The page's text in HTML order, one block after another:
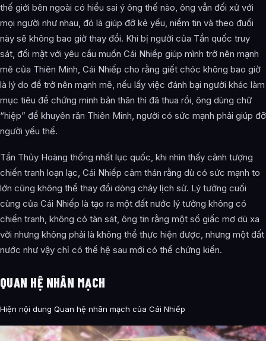
thế giới bên ngoài có hiểu sai ý ông thế nào, ông vẫn đối xử với
mọi người như nhau, đó là giúp đỡ kẻ yếu, niềm tin và theo đuổi
này sẽ không bao giờ thay đổi. Khi bị người của Tần quốc truy
sát, đối mặt với yêu cầu muốn Cái Nhiếp giúp mình trở nên mạnh
mẽ của Thiên Minh, Cái Nhiếp cho rằng giết chóc không bao giờ
là lý do để trở nên mạnh mẽ, nếu lấy việc đánh bại người khác làm
mục tiêu để chứng minh bản thân thì đã thua rồi, ông dùng chữ
“hiệp” để khuyên răn Thiên Minh, người có sức mạnh phải giúp đỡ
người yếu thế.
Tần Thủy Hoàng thống nhất lục quốc, khi nhìn thấy cảnh tượng
chiến tranh loạn lạc, Cái Nhiếp cảm thán rằng dù có sức mạnh to
lớn cũng không thể thay đổi dòng chảy lịch sử. Lý tưởng cuối
cùng của Cái Nhiếp là tạo ra một đất nước lý tưởng không có
chiến tranh, không có tàn sát, ông tin rằng một số giấc mơ dù xa
vời nhưng không phải là không thể thực hiện được, nhưng một đất
nước như vậy chỉ có thế hệ sau mới có thể chứng kiến.
QUAN HỆ NHÂN MẠCH
Hiện nội dung Quan hệ nhân mạch của Cái Nhiếp